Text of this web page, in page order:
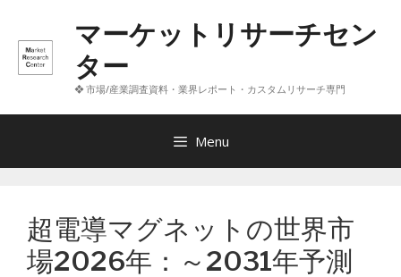
へ
マーケットリサーチセン
ター
❖ 市場/産業調査資料・業界レポート・カスタムリサーチ専門
Menu
超電導マグネットの世界市
場2026年：～2031年予測